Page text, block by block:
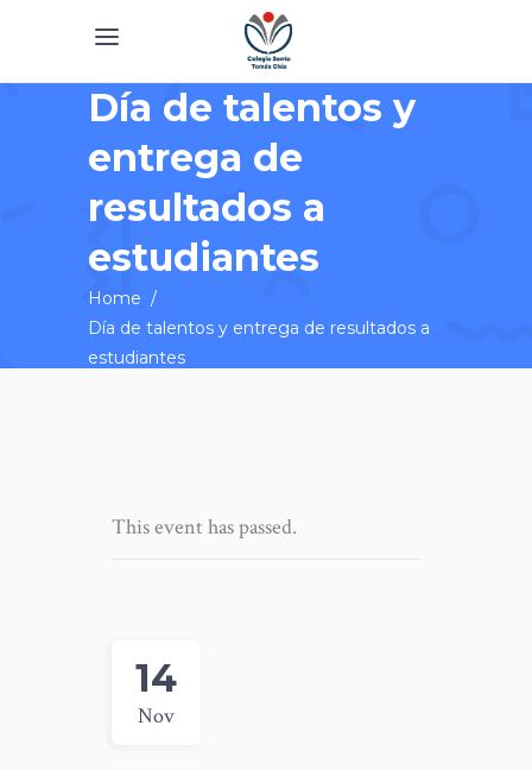
Día de talentos y
entrega de
resultados a
estudiantes
Home /
Día de talentos y entrega de resultados a
estudiantes
This event has passed.
14
Nov